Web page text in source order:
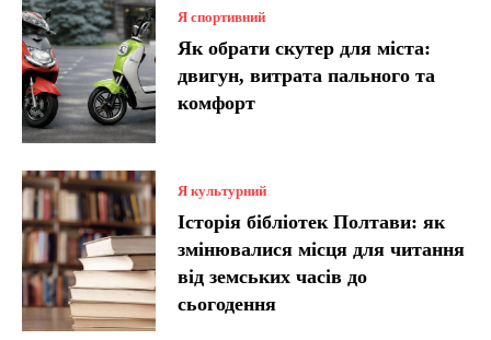
Я спортивний
Як обрати скутер для міста:
двигун, витрата пального та
комфорт
Я культурний
Історія бібліотек Полтави: як
змінювалися місця для читання
від земських часів до
сьогодення